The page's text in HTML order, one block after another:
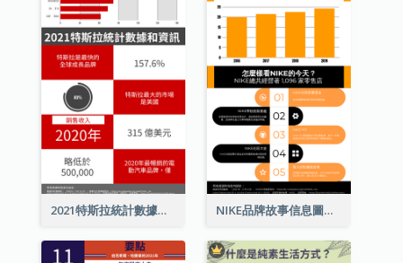
2021特斯拉統計數據和資訊信息圖表 NIKE品牌故事信息圖表